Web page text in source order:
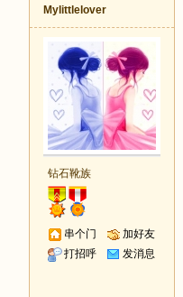
Mylittlelover
钻石靴族
串个门
加好友
打招呼
发消息